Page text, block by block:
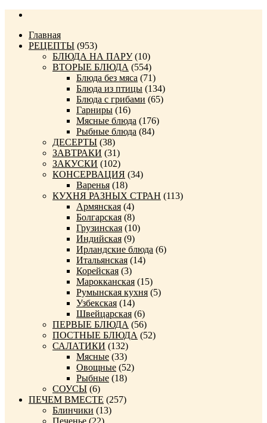
Главная
РЕЦЕПТЫ (953)
БЛЮДА НА ПАРУ(10)
ВТОРЫЕ БЛЮДА (554)
Блюда без мяса (71)
Блюда из птицы (134)
Блюда с грибами (65)
Гарниры (16)
Мясные блюда (176)
Рыбные блюда (84)
ДЕСЕРТЫ (38)
ЗАВТРАКИ (31)
ЗАКУСКИ (102)
КОНСЕРВАЦИЯ (34)
Варенья (18)
КУХНЯ РАЗНЫХ СТРАН (113)
Армянская (4)
Болгарская (8)
Грузинская (10)
Индийская (9)
Ирландские блюда (6)
Итальянская (14)
Корейская (3)
Марокканская (15)
Румынская кухня (5)
Узбекская (14)
Швейцарская (6)
ПЕРВЫЕ БЛЮДА (56)
ПОСТНЫЕ БЛЮДА (52)
САЛАТИКИ (132)
Мясные (33)
Овощные (52)
Рыбные (18)
СОУСЫ (6)
ПЕЧЕМ ВМЕСТЕ (257)
Блинчики (13)
Печенье (22)